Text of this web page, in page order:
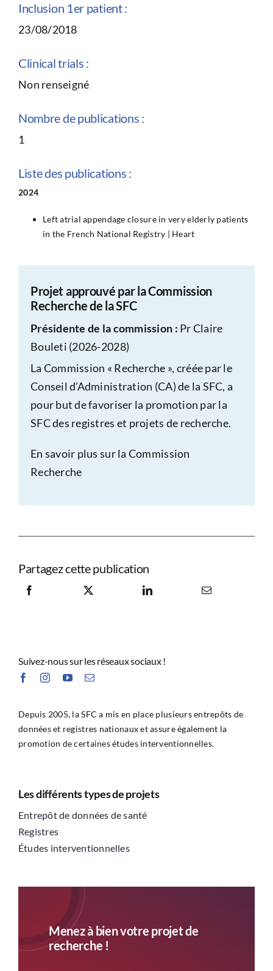
Suivez-nous sur les réseaux sociaux !
Depuis 2005, la SFC a mis en place plusieurs entrepôts de
données et registres nationaux et assure également la
promotion de certaines études interventionnelles.
Les différents types de projets
Entrepôt de données de santé
Registres
Études interventionnelles
Menez à bien votre projet de
recherche !
Inclusion 1er patient :
23/08/2018
Clinical trials :
Non renseigné
Nombre de publications :
1
Liste des publications :
2024
Left atrial appendage closure in very elderly patients
in the French National Registry | Heart
Projet approuvé par la Commission
Recherche de la SFC
Présidente de la commission : Pr Claire
Bouleti (2026-2028)
La Commission « Recherche », créée par le
Conseil d’Administration (CA) de la SFC, a
pour but de favoriser la promotion par la
SFC des registres et projets de recherche.
En savoir plus sur la Commission
Recherche
Partagez cette publication